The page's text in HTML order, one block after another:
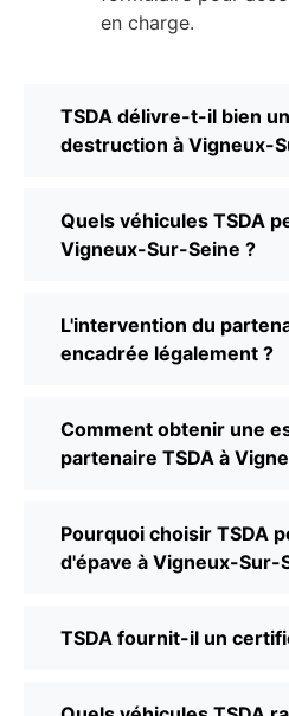
en charge.
TSDA délivre-t-il bien
destruction à Vigneux-
Quels véhicules TSDA
Vigneux-Sur-Seine ?
L'intervention du
encadrée légalement ?
Comment obtenir une
partenaire TSDA à
Pourquoi choisir TSDA
d'épave à Vigneux-Sur-
TSDA fournit-il un